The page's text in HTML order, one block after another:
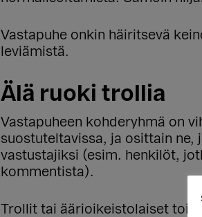
Vastapuhe onkin häiritsevä
leviämistä.
Älä ruoki trollia
Vastapuheen kohderyhmä on
suostuteltavissa, ja osittain ne,
vastustajiksi (esim. henkilöt,
kommentista).
Trollit tai äärioikeistolaiset